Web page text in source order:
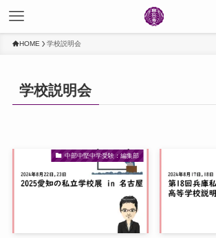
HOME 学校説明会
学校説明会
中部中堅中学受験：編集部